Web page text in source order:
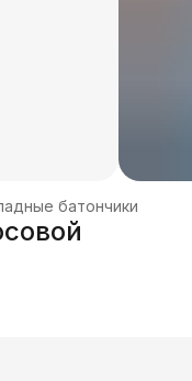
батончики